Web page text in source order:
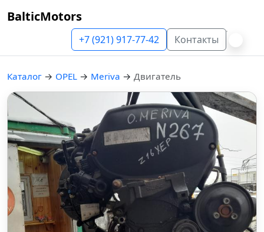
BalticMotors
+7 (921) 917-77-42 Контакты
Каталог → OPEL → Meriva → Двигатель